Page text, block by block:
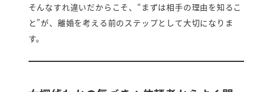
そんなすれ違いだからこそ、“まずは相手の理由を知るこ
と”が、離婚を考える前のステップとして大切になりま
す。